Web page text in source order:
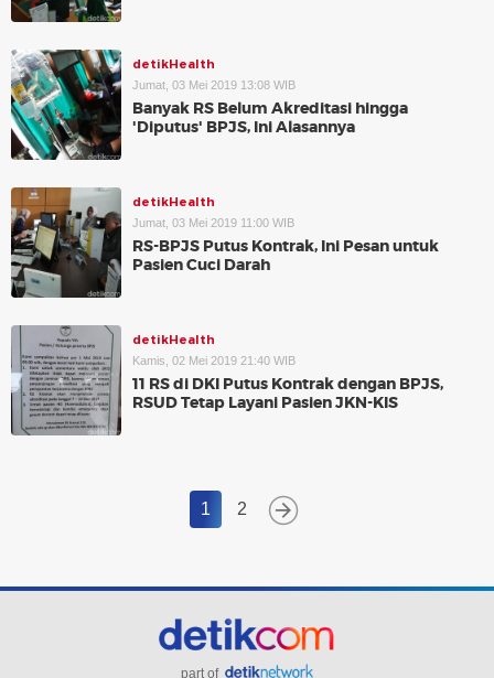
detikHealth
Jumat, 03 Mei 2019 13:08 WIB
Banyak RS Belum Akreditasi hingga
'Diputus' BPJS, Ini Alasannya
detikHealth
Jumat, 03 Mei 2019 11:00 WIB
RS-BPJS Putus Kontrak, Ini Pesan untuk
Pasien Cuci Darah
detikHealth
Kamis, 02 Mei 2019 21:40 WIB
11 RS di DKI Putus Kontrak dengan BPJS,
RSUD Tetap Layani Pasien JKN-KIS
1 2
part of